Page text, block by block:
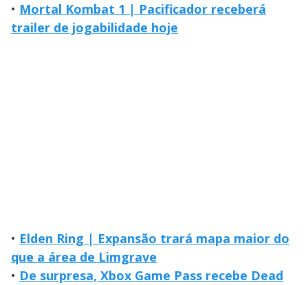
• Mortal Kombat 1 | Pacificador receberá
trailer de jogabilidade hoje
• Elden Ring | Expansão trará mapa maior do
que a área de Limgrave
• De surpresa, Xbox Game Pass recebe Dead